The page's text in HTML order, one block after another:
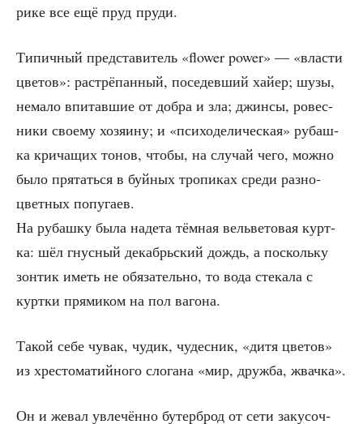
ри­ке все ещё пруд пруди.
Типич­ный пред­ста­ви­тель «flower power» — «вла­сти
цве­тов»: рас­трё­пан­ный, посе­дев­ший хай­ер; шузы,
нема­ло впи­тав­шие от добра и зла; джин­сы, ровес­
ни­ки сво­е­му хозя­и­ну; и «пси­хо­де­ли­че­ская» рубаш­
ка кри­ча­щих тонов, что­бы, на слу­чай чего, мож­но
было пря­тать­ся в буй­ных тро­пи­ках сре­ди раз­но­
цвет­ных попугаев.
На рубаш­ку была наде­та тём­ная вель­ве­то­вая курт­
ка: шёл гнус­ный декабрь­ский дождь, а посколь­ку
зон­тик иметь не обя­за­тель­но, то вода сте­ка­ла с
курт­ки пря­ми­ком на пол вагона.
Такой себе чувак, чудик, чудес­ник, «дитя цве­тов»
из хре­сто­ма­тий­но­го сло­га­на «мир, друж­ба, жвачка».
Он и жевал увле­чён­но бутер­брод от сети заку­соч­